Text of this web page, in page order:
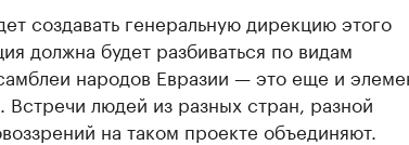
создавать генеральную дирекцию этого
должна будет разбиваться по видам
народов Евразии — это еще и
Встречи людей из разных стран, разной
на таком проекте объединяют.